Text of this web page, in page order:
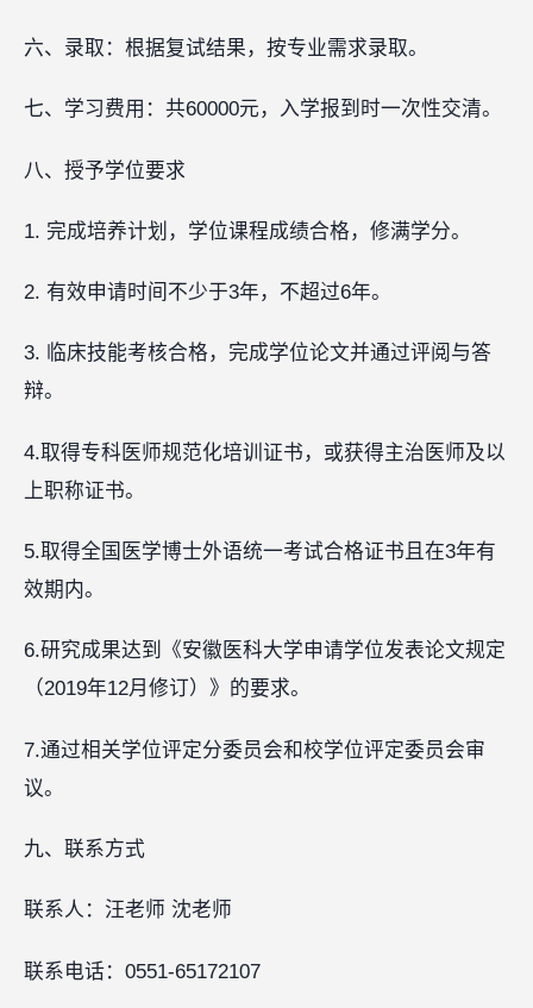
六、录取：根据复试结果，按专业需求录取。
七、学习费用：共60000元，入学报到时一次性交清。
八、授予学位要求
1. 完成培养计划，学位课程成绩合格，修满学分。
2. 有效申请时间不少于3年，不超过6年。
3. 临床技能考核合格，完成学位论文并通过评阅与答
辩。
4.取得专科医师规范化培训证书，或获得主治医师及以
上职称证书。
5.取得全国医学博士外语统一考试合格证书且在3年有
效期内。
6.研究成果达到《安徽医科大学申请学位发表论文规定
（2019年12月修订）》的要求。
7.通过相关学位评定分委员会和校学位评定委员会审
议。
九、联系方式
联系人：汪老师 沈老师
联系电话：0551-65172107